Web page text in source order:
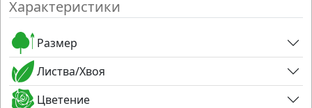
Характеристики
Размер
Листва/Хвоя
Цветение